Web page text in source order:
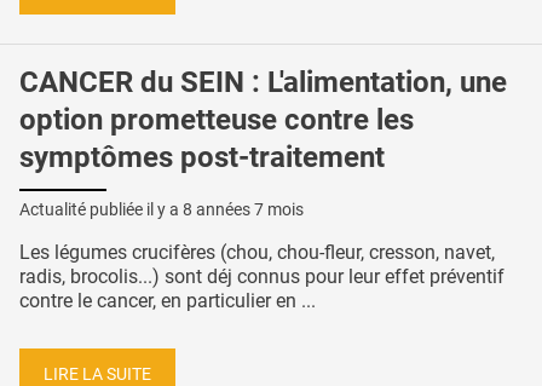
CANCER du SEIN : L'alimentation, une
option prometteuse contre les
symptômes post-traitement
Actualité publiée il y a 8 années 7 mois
Les légumes crucifères (chou, chou-fleur, cresson, navet,
radis, brocolis...) sont déj connus pour leur effet préventif
contre le cancer, en particulier en ...
LIRE LA SUITE